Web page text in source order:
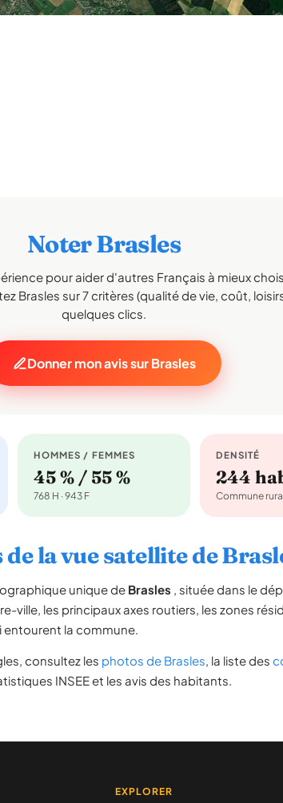
Noter Brasles
pour aider d'autres Français à mieux
Brasles sur 7 critères (qualité de vie, coût,
quelques clics.
Donner mon avis sur Brasles
HOMMES / FEMMES
45 % / 55 %
768 H · 943 F
DENSITÉ
244
Commune
la vue satellite de
unique de Brasles , située dans le
ville, les principaux axes routiers, les zones
entourent la commune.
consultez les photos de Brasles, la liste des
INSEE et les avis des habitants.
EXPLORER